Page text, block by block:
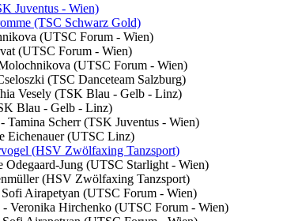
Juventus - Wien)
(TSC Schwarz Gold)
(UTSC Forum - Wien)
(UTSC Forum - Wien)
(UTSC Forum - Wien)
(TSC Danceteam Salzburg)
Vesely (TSK Blau - Gelb - Linz)
Blau - Gelb - Linz)
Tamina Scherr (TSK Juventus - Wien)
Eichenauer (UTSC Linz)
(HSV Zwölfaxing Tanzsport)
Jung (UTSC Starlight - Wien)
(HSV Zwölfaxing Tanzsport)
Airapetyan (UTSC Forum - Wien)
- Veronika Hirchenko (UTSC Forum - Wien)